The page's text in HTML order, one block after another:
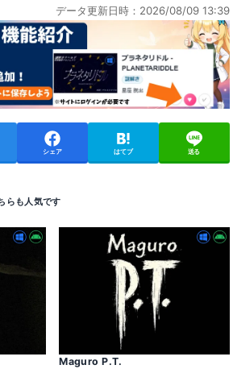
データ更新日時：2026/08/09 13:39
シェア はてブ 送る
Maguro P․T․